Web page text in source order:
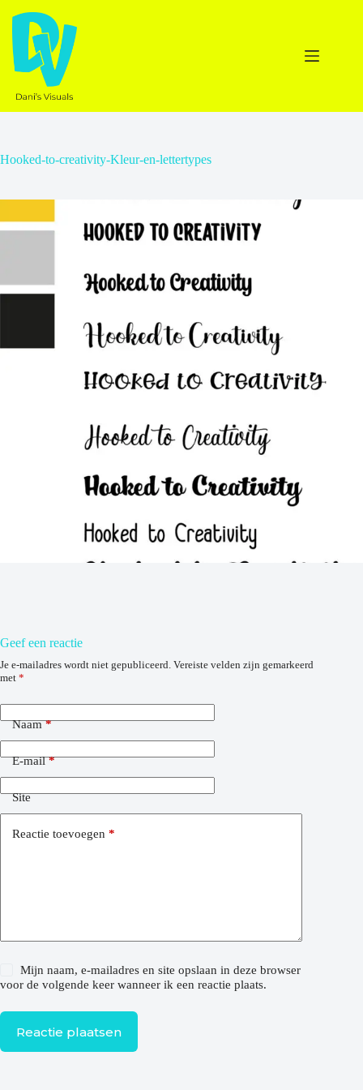
naar
inhoud
Hooked-to-creativity-Kleur-en-lettertypes
Geef een reactie
Je e-mailadres wordt niet gepubliceerd. Vereiste velden zijn gemarkeerd
met *
Naam*
E-mail*
Site
Reactie toevoegen *
Mijn naam, e-mailadres en site opslaan in deze browser
voor de volgende keer wanneer ik een reactie plaats.
Reactie plaatsen